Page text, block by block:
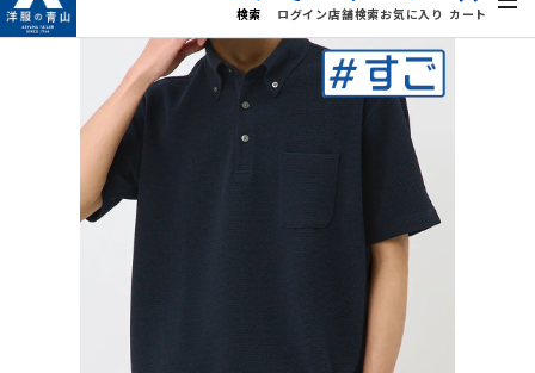
検索 ログイン店舗検索お気に入り カート